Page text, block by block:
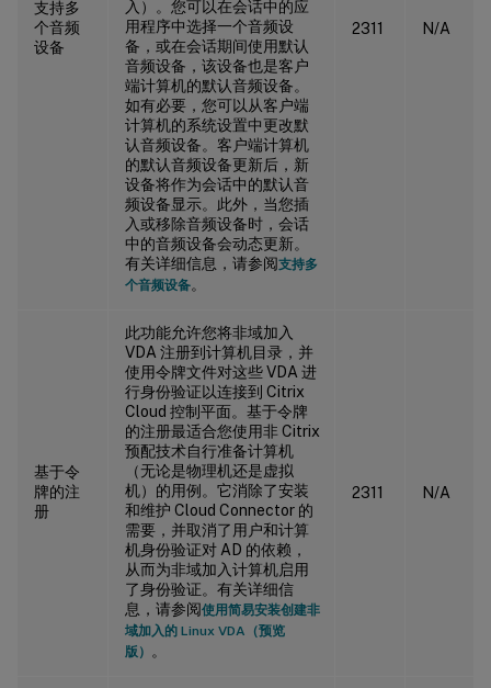
支持多
个音频
设备
入）。您可以在会话中的应
用程序中选择一个音频设
备，或在会话期间使用默认
音频设备，该设备也是客户
端计算机的默认音频设备。
如有必要，您可以从客户端
计算机的系统设置中更改默
认音频设备。客户端计算机
的默认音频设备更新后，新
设备将作为会话中的默认音
频设备显示。此外，当您插
入或移除音频设备时，会话
中的音频设备会动态更新。
有关详细信息，请参阅支持多
个音频设备。
2311 N/A
基于令
牌的注
册
此功能允许您将非域加入
VDA 注册到计算机目录，并
使用令牌文件对这些 VDA 进
行身份验证以连接到 Citrix
Cloud 控制平面。基于令牌
的注册最适合您使用非 Citrix
预配技术自行准备计算机
（无论是物理机还是虚拟
机）的用例。它消除了安装
和维护 Cloud Connector 的
需要，并取消了用户和计算
机身份验证对 AD 的依赖，
从而为非域加入计算机启用
了身份验证。有关详细信
息，请参阅使用简易安装创建非
域加入的 Linux VDA（预览
版）
。
2311 N/A